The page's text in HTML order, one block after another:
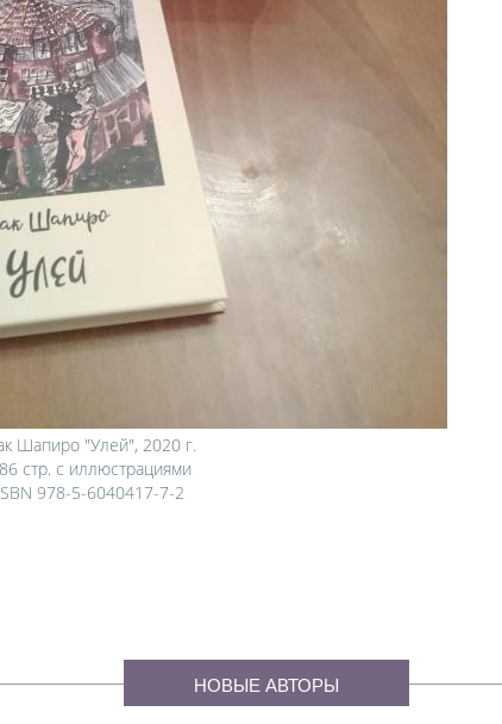
Шапиро "Улей", 2020 г.
стр. с иллюстрациями
978-5-6040417-7-2
НОВЫЕ АВТОРЫ